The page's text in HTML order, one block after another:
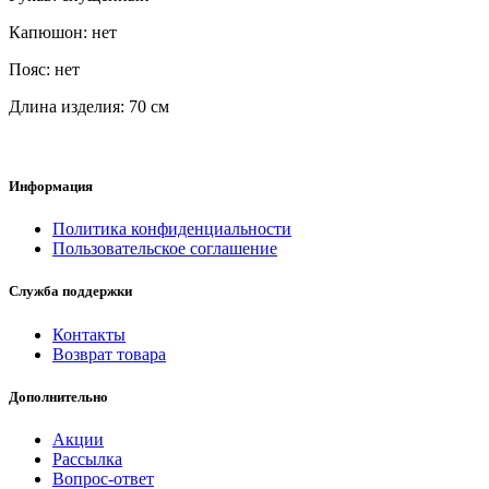
Капюшон: нет
Пояс: нет
Длина изделия: 70 см
Информация
Политика конфиденциальности
Пользовательское соглашение
Служба поддержки
Контакты
Возврат товара
Дополнительно
Акции
Рассылка
Вопрос-ответ